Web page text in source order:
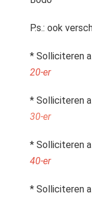
P.s.: ook
* Solliciteren
20-er
* Solliciteren
30-er
* Solliciteren
40-er
* Solliciteren